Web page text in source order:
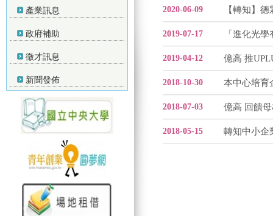
產業訊息
政府補助
徵才訊息
新聞發佈
2020-06-09 【轉知】
2019-07-17 「進化光
2019-04-12 億高 推
2018-10-30
2018-07-03 億高 回饋
2018-05-15 轉知中小企